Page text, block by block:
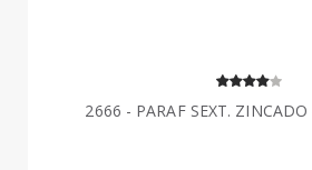
2666 - PARAF SEXT.